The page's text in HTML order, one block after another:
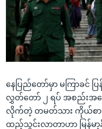
စာမျက်နှာ
ကျော်
ရန်
ရှာဖွေ
ရန်
နေရာ
သုတပဒေသာ အင်္ဂလိပ်စာ
Learning English
ဗွီအိုအေ လူမှုကွန်ယက်များ
ဘာသာစကားများ
နေပြည်တော်မှာ မကြာခင်
လွှတ်တော် ၂ ရပ် အစည်း
လိုက်တဲ့ တမတ်သား ကိုယ်စာ
ထည့်သွင်းလာတာဟာ မြန်မာ့